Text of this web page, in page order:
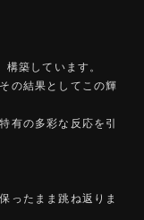
築しています。
の結果としてこの輝
有の多彩な反応を引
ったまま跳ね返りま